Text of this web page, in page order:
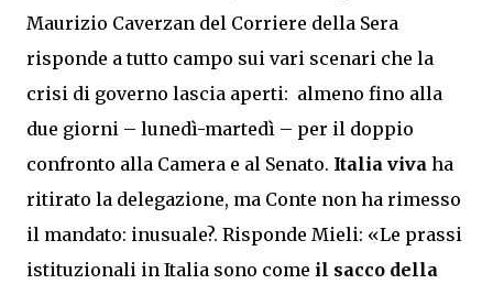
Maurizio Caverzan del Corriere della Sera
risponde a tutto campo sui vari scenari che la
crisi di governo lascia aperti: almeno fino alla
due giorni – lunedì-martedì – per il doppio
confronto alla Camera e al Senato. Italia viva ha
ritirato la delegazione, ma Conte non ha rimesso
il mandato: inusuale?. Risponde Mieli: «Le prassi
istituzionali in Italia sono come il sacco della